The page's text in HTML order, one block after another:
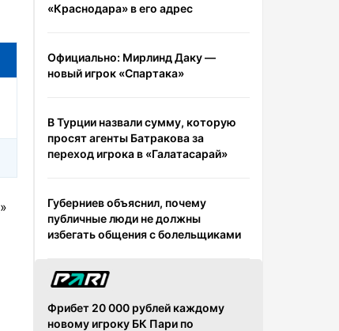
»
«Краснодара» в его адрес
Официально: Мирлинд Даку —
новый игрок «Спартака»
В Турции назвали сумму, которую
просят агенты Батракова за
переход игрока в «Галатасарай»
Губерниев объяснил, почему
публичные люди не должны
избегать общения с болельщиками
Фрибет 20 000 рублей каждому
новому игроку БК Пари по